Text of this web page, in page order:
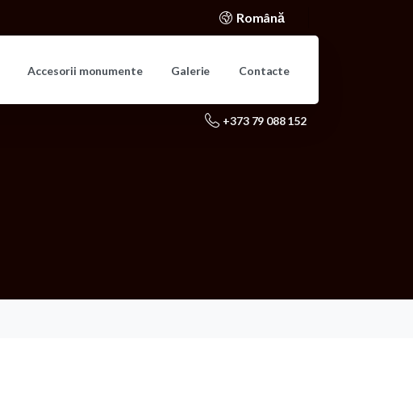
Română
Accesorii monumente Galerie Contacte
+373 79 088 152